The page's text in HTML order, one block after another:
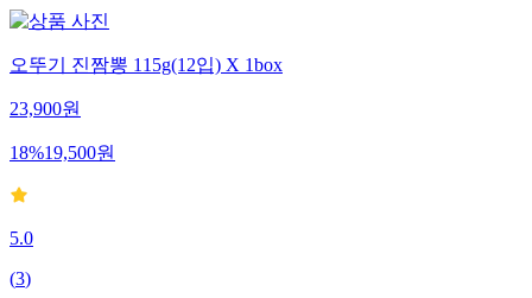
오뚜기 진짬뽕 115g(12입) X 1box
23,900원
18%19,500원
5.0
(3)